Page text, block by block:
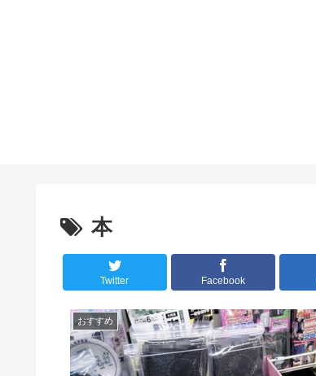
本
Twitter Facebook
おすすめ